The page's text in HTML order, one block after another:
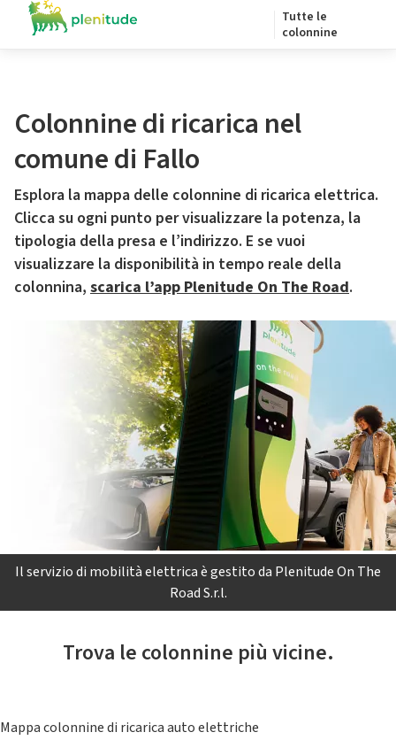
Tutte le
colonnine
Colonnine di ricarica nel
comune di Fallo
Esplora la mappa delle colonnine di ricarica elettrica.
Clicca su ogni punto per visualizzare la potenza, la
tipologia della presa e l’indirizzo. E se vuoi
visualizzare la disponibilità in tempo reale della
colonnina, scarica l’app Plenitude On The Road.
Il servizio di mobilità elettrica è gestito da Plenitude On The
Road S.r.l.
Trova le colonnine più vicine.
Mappa colonnine di ricarica auto elettriche